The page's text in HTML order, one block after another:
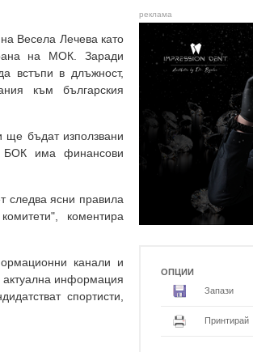
Весела Лечева като
на МОК. Заради
встъпи в длъжност,
към българския
ще бъдат използвани
БОК има финансови
следва ясни правила
коментира
канали и
актуална информация
спортисти,
реклама
ОПЦИИ
Запази
Принтирай